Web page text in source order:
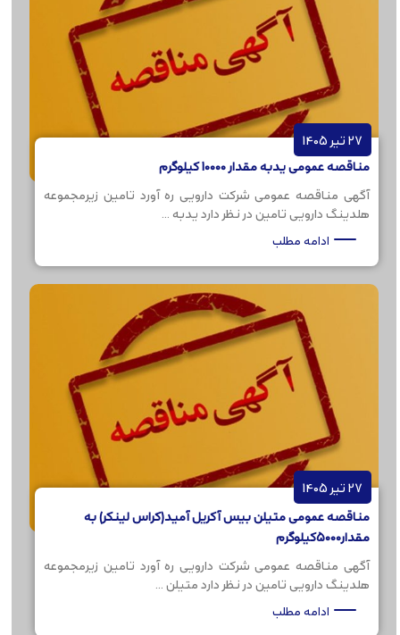
27 تیر 1405
مناقصه عمومی یدبه مقدار 10000 کیلوگرم
آگهی مناقصه عمومی شرکت دارویی ره آورد تامین زیرمجموعه
هلدینگ دارویی تامین در نظر دارد یدبه ...
ادامه مطلب
27 تیر 1405
مناقصه عمومی متیلن بیس آکریل آمید(کراس لینکر) به
مقدار5000کیلوگرم
آگهی مناقصه عمومی شرکت دارویی ره آورد تامین زیرمجموعه
هلدینگ دارویی تامین در نظر دارد متیلن ...
ادامه مطلب